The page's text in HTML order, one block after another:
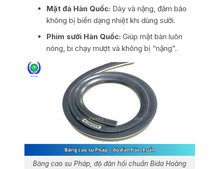
Mặt đá Hàn Quốc: Dày và nặng, đảm bảo
không bị biến dạng nhiệt khi dùng sưởi.
Phim sưởi Hàn Quốc: Giúp mặt bàn luôn
nóng, bi chạy mượt và không bị “nặng”.
Băng cao su Pháp, độ đàn hồi chuẩn Bida Hoàng